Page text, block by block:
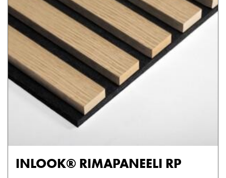
INLOOK® RIMAPANEELI RP